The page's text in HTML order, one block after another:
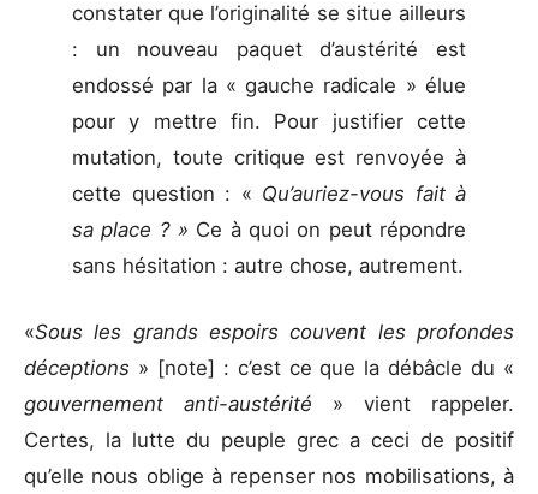
constater que l’originalité se situe ailleurs
: un nouveau paquet d’austérité est
endossé par la « gauche radicale » élue
pour y mettre fin. Pour justifier cette
mutation, toute critique est renvoyée à
cette question : « Qu’auriez-vous fait à
sa place ? » Ce à quoi on peut répondre
sans hésitation : autre chose, autrement.
«Sous les grands espoirs couvent les profondes
déceptions » [note] : c’est ce que la débâcle du «
gouvernement anti-austérité » vient rappeler.
Certes, la lutte du peuple grec a ceci de positif
qu’elle nous oblige à repenser nos mobilisations, à